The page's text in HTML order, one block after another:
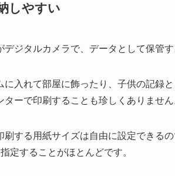
しやすい
ジタルカメラで、データとして保管
に入れて部屋に飾ったり、子供の記録
ーで印刷することも珍しくありません
する用紙サイズは自由に設定できる
定することがほとんどです。